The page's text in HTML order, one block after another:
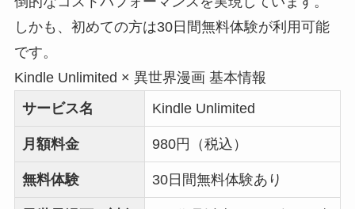
しかも、初めての方は30日間無料体験が利用可能
です。
Kindle Unlimited × 異世界漫画 基本情報
サービス名
Kindle Unlimited
月額料金 980円（税込）
無料体験 30日間無料体験あり